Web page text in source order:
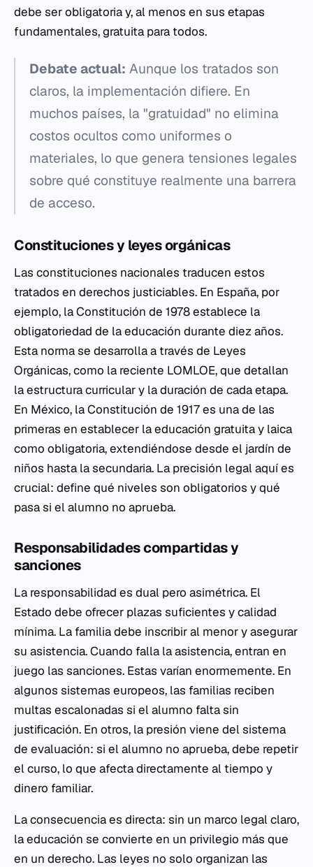
debe ser obligatoria y, al menos en sus etapas
fundamentales, gratuita para todos.
Debate actual: Aunque los tratados son
claros, la implementación difiere. En
muchos países, la "gratuidad" no elimina
costos ocultos como uniformes o
materiales, lo que genera tensiones legales
sobre qué constituye realmente una barrera
de acceso.
Constituciones y leyes orgánicas
Las constituciones nacionales traducen estos
tratados en derechos justiciables. En España, por
ejemplo, la Constitución de 1978 establece la
obligatoriedad de la educación durante diez años.
Esta norma se desarrolla a través de Leyes
Orgánicas, como la reciente LOMLOE, que detallan
la estructura curricular y la duración de cada etapa.
En México, la Constitución de 1917 es una de las
primeras en establecer la educación gratuita y laica
como obligatoria, extendiéndose desde el jardín de
niños hasta la secundaria. La precisión legal aquí es
crucial: define qué niveles son obligatorios y qué
pasa si el alumno no aprueba.
Responsabilidades compartidas y
sanciones
La responsabilidad es dual pero asimétrica. El
Estado debe ofrecer plazas suficientes y calidad
mínima. La familia debe inscribir al menor y asegurar
su asistencia. Cuando falla la asistencia, entran en
juego las sanciones. Estas varían enormemente. En
algunos sistemas europeos, las familias reciben
multas escalonadas si el alumno falta sin
justificación. En otros, la presión viene del sistema
de evaluación: si el alumno no aprueba, debe repetir
el curso, lo que afecta directamente al tiempo y
dinero familiar.
La consecuencia es directa: sin un marco legal claro,
la educación se convierte en un privilegio más que
en un derecho. Las leyes no solo organizan las